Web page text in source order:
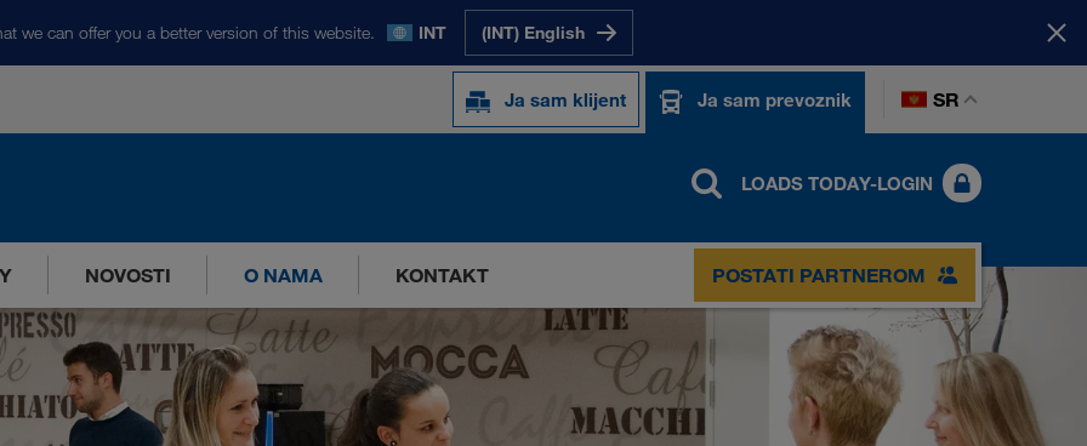
we can offer you a better version of this website. INT (INT) English
Ja sam klijent Ja sam prevoznik SR
LOADS TODAY-LOGIN
NOVOSTI O NAMA KONTAKT POSTATI PARTNEROM